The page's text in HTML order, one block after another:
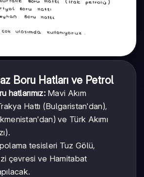
Boru Hatları ve Petrol
hatlarımız:Mavi Akım
Hattı (Bulgaristan'dan),
ve Türk Akımı
tesisleri Tuz Gölü,
çevresi ve Hamitabat